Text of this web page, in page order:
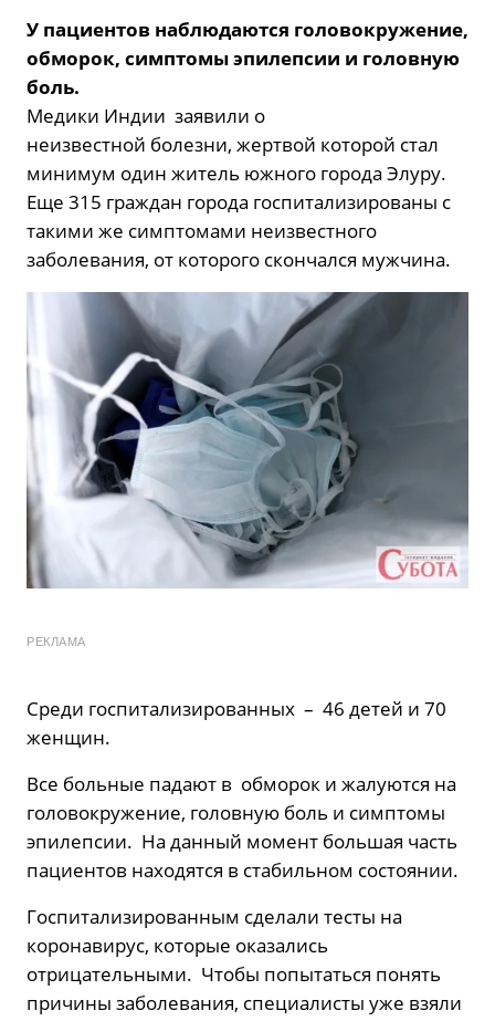
У пациентов наблюдаются головокружение,
обморок, симптомы эпилепсии и головную
боль.
Медики Индии заявили о
неизвестной болезни, жертвой которой стал
минимум один житель южного города Элуру.
Еще 315 граждан города госпитализированы с
такими же симптомами неизвестного
заболевания, от которого скончался мужчина.
РЕКЛАМА
Среди госпитализированных – 46 детей и 70
женщин.
Все больные падают в обморок и жалуются на
головокружение, головную боль и симптомы
эпилепсии. На данный момент большая часть
пациентов находятся в стабильном состоянии.
Госпитализированным сделали тесты на
коронавирус, которые оказались
отрицательными. Чтобы попытаться понять
причины заболевания, специалисты уже взяли